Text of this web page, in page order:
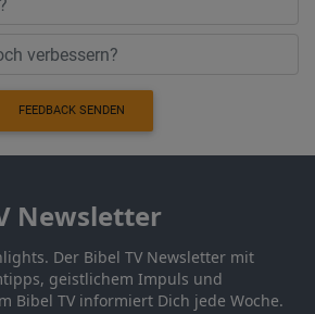
FEEDBACK SENDEN
Newsletter
Der Bibel TV Newsletter mit
geistlichem Impuls und
Bibel TV informiert Dich jede Woche.